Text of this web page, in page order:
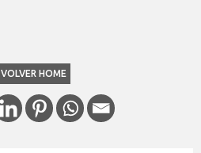
VOLVER HOME